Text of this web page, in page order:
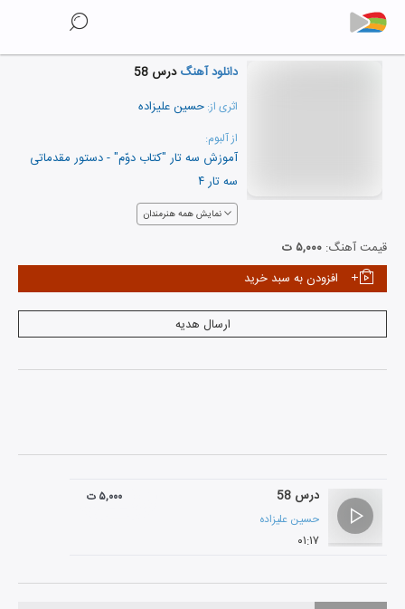
دانلود آهنگدرس 58
اثری از: حسین علیزاده
از آلبوم:
آموزش سه تار "کتاب دوّم" - دستور مقدماتی
سه تار ۴
نمایش همه هنرمندان
قیمت آهنگ: ۵,۰۰۰ ت
افزودن به سبد خرید
ارسال هدیه
درس 58
حسین علیزاده
۰۱:۱۷
۵,۰۰۰ ت